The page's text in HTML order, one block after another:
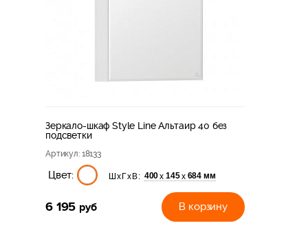
Зеркало-шкаф Style Line Альтаир 40 без
подсветки
Артикул: 18133
Цвет: ШхГхВ: 400х 145х 684 мм
6 195 руб В корзину